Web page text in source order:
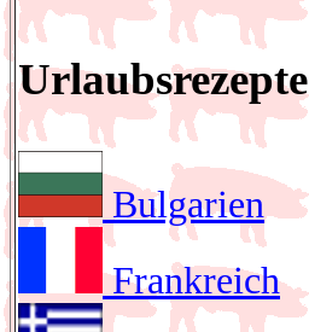
Urlaubsrezepte
Bulgarien
Frankreich